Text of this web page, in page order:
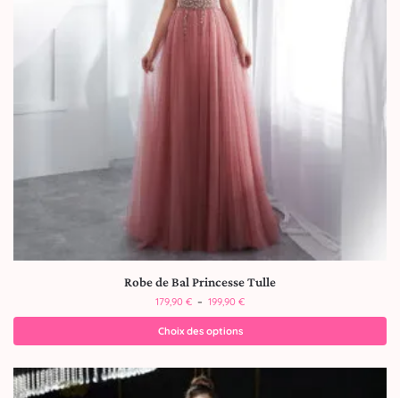
Robe de Bal Princesse Tulle
179,90 € – 199,90 €
Choix des options